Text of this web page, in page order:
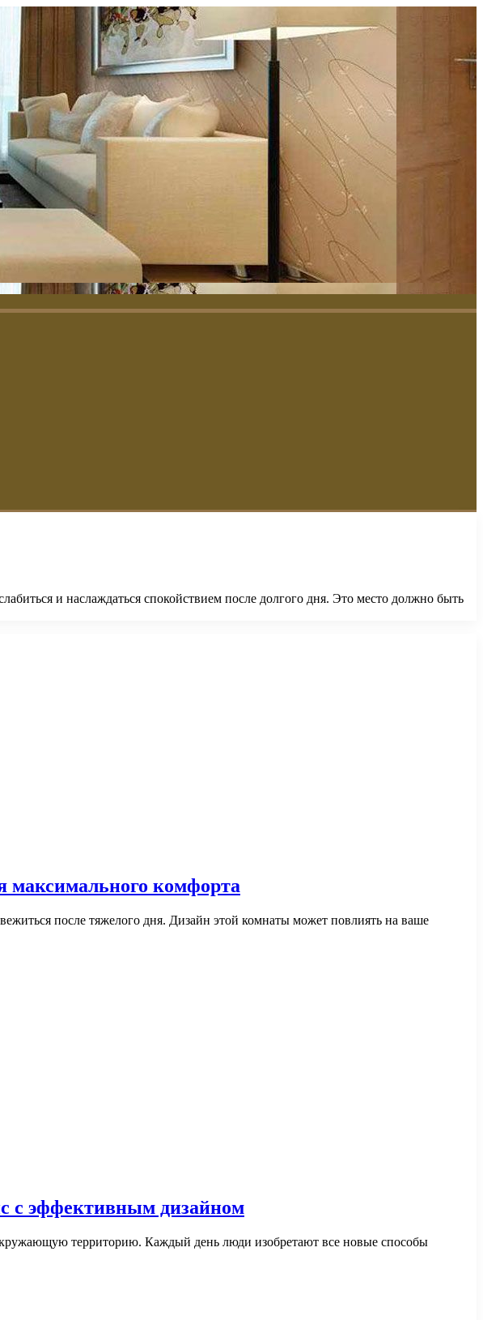
и наслаждаться спокойствием после долгого дня. Это место должно быть
максимального комфорта
после тяжелого дня. Дизайн этой комнаты может повлиять на ваше
с эффективным дизайном
территорию. Каждый день люди изобретают все новые способы